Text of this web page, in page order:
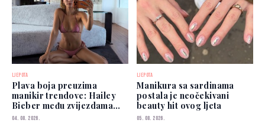
LJEPOTA
Plava boja preuzima
manikir trendove: Hailey
Bieber među zvijezdama
koje je već nose
04. 08. 2026.
LJEPOTA
Manikura sa sardinama
postala je neočekivani
beauty hit ovog ljeta
05. 08. 2026.